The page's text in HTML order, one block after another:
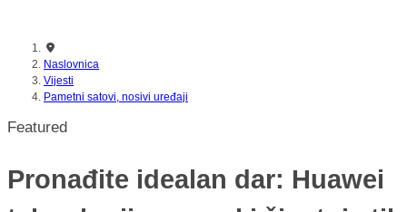
Naslovnica
Vijesti
Pametni satovi, nosivi uređaji
Featured
Pronađite idealan dar: Huawei